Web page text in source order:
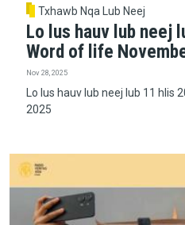
Txhawb Nqa Lub Neej
Lo lus hauv lub neej
Word of life
Nov 28, 2025
Lo lus hauv lub neej lub 11 hlis
2025